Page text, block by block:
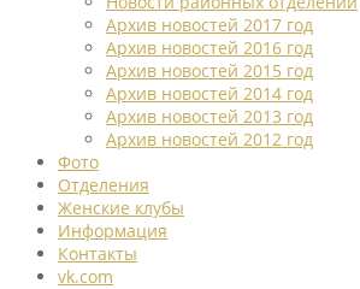
Архив новостей 2017 год
Архив новостей 2016 год
Архив новостей 2015 год
Архив новостей 2014 год
Архив новостей 2013 год
Архив новостей 2012 год
Фото
Отделения
Женские клубы
Информация
Контакты
vk.com